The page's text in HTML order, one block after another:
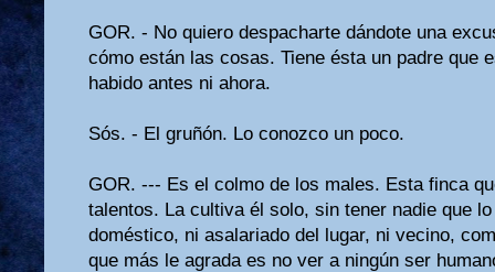
GOR. - No quiero despacharte dándote una
cómo están las cosas. Tiene ésta un pa­dre que
habido antes ni ahora.
Sós. - El gruñón. Lo conozco un poco.
GOR. --- Es el colmo de los males. Esta finca
talentos. La cultiva él solo, sin tener nadie que
doméstico, ni asalariado del lugar, ni vecino,
que más le agrada es no ver a ningún ser